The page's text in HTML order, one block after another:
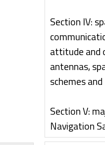
Section IV:
attitude and
antennas,
schemes
Section V:
Navigation